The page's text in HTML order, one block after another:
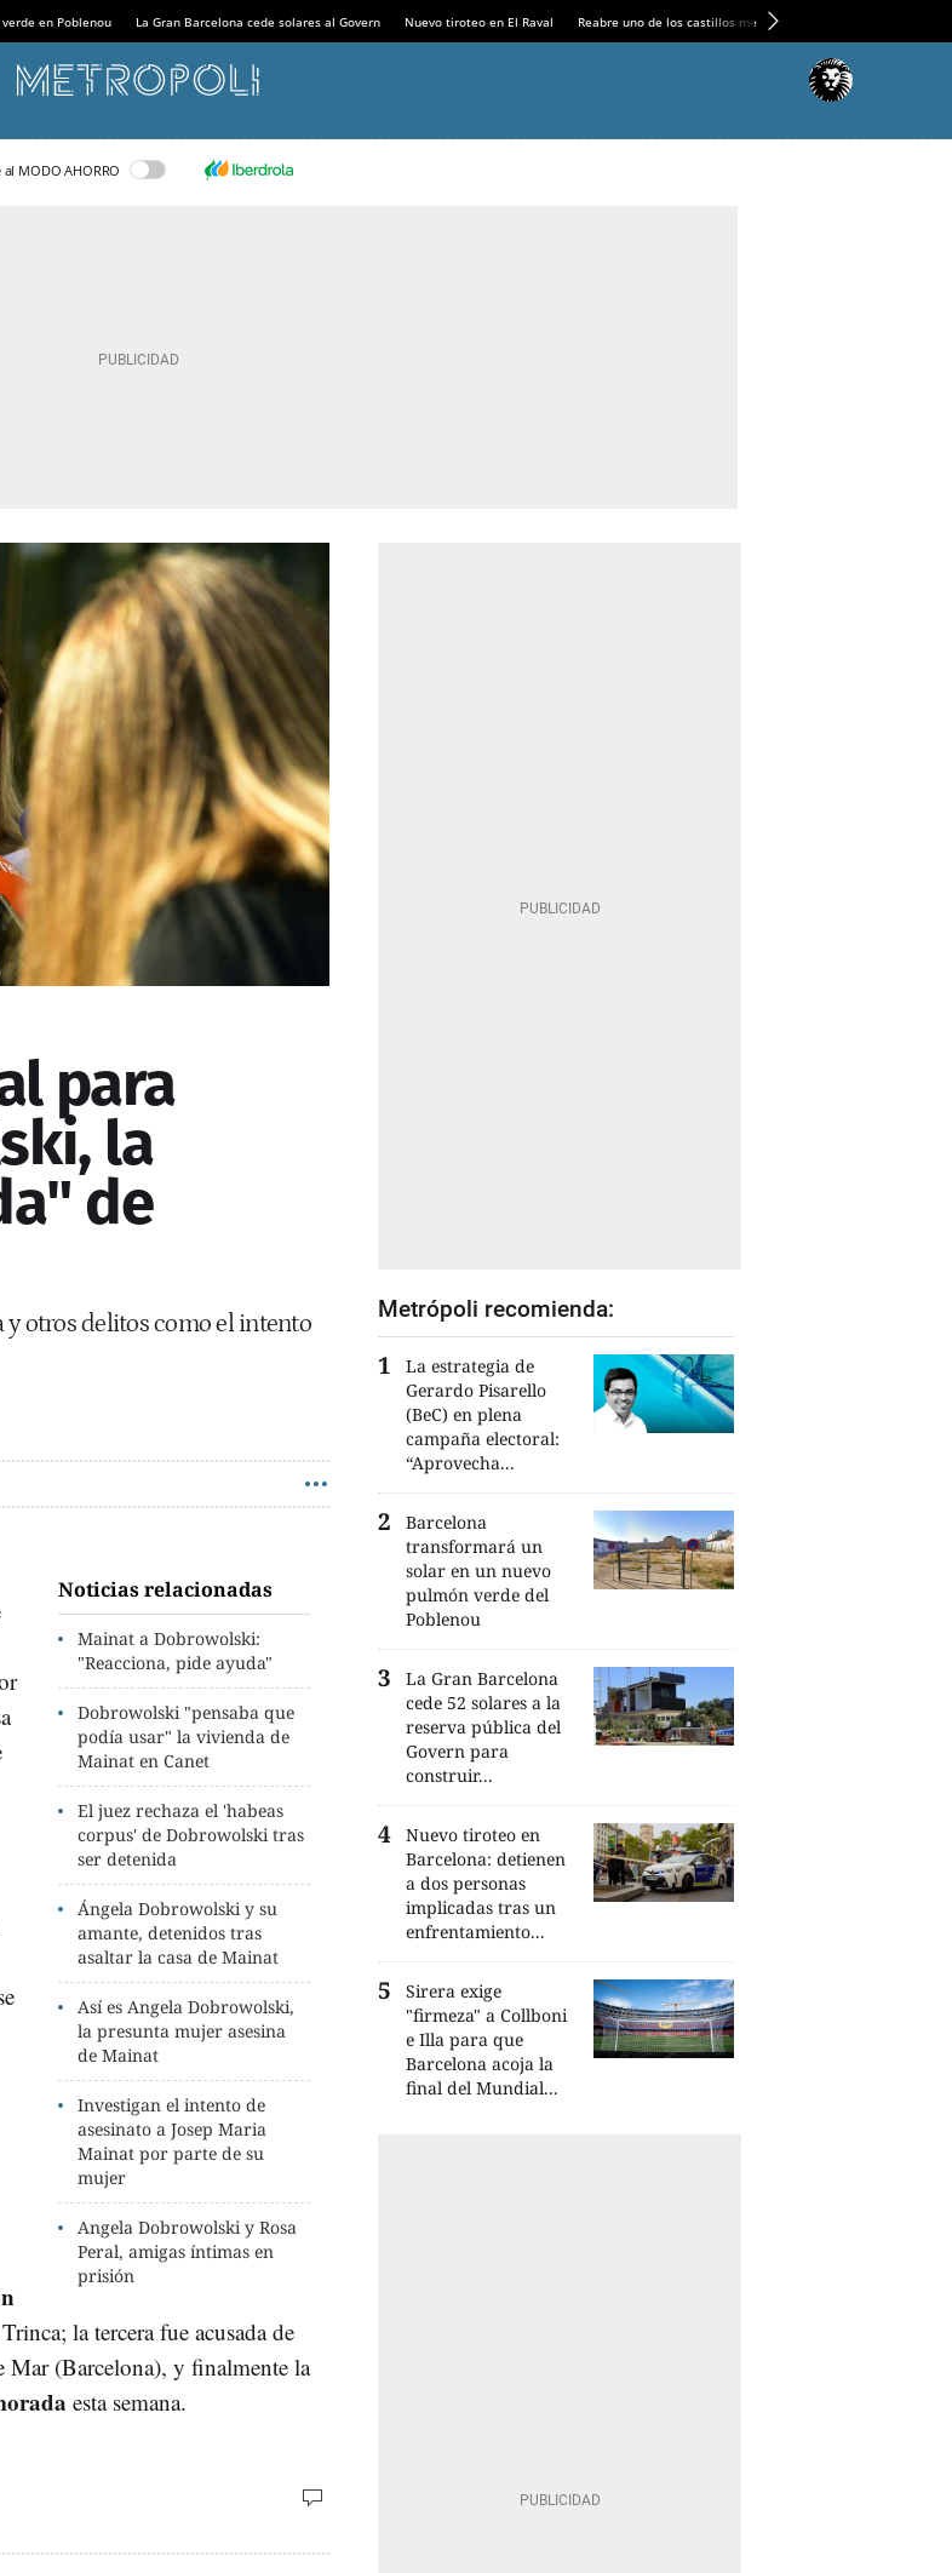
en Poblenou La Gran Barcelona cede solares al Govern Nuevo tiroteo en El Raval Reabre uno de los castillos medievales más espectaculares
al MODO AHORRO
para
la
de
otros delitos como el intento
Noticias relacionadas
Mainat a Dobrowolski:
"Reacciona, pide ayuda"
Dobrowolski "pensaba que
podía usar" la vivienda de
Mainat en Canet
El juez rechaza el 'habeas
corpus' de Dobrowolski tras
ser detenida
Ángela Dobrowolski y su
amante, detenidos tras
asaltar la casa de Mainat
Así es Angela Dobrowolski,
la presunta mujer asesina
de Mainat
Investigan el intento de
asesinato a Josep Maria
Mainat por parte de su
mujer
Angela Dobrowolski y Rosa
Peral, amigas íntimas en
prisión
la tercera fue acusada de
Mar (Barcelona), y finalmente la
esta semana.
Metrópoli recomienda:
La estrategia de
Gerardo Pisarello
(BeC) en plena
campaña electoral:
“Aprovecha...
Barcelona
transformará un
solar en un nuevo
pulmón verde del
Poblenou
La Gran Barcelona
cede 52 solares a la
reserva pública del
Govern para
construir...
Nuevo tiroteo en
Barcelona: detienen
a dos personas
implicadas tras un
enfrentamiento...
Sirera exige
"firmeza" a Collboni
e Illa para que
Barcelona acoja la
final del Mundial...